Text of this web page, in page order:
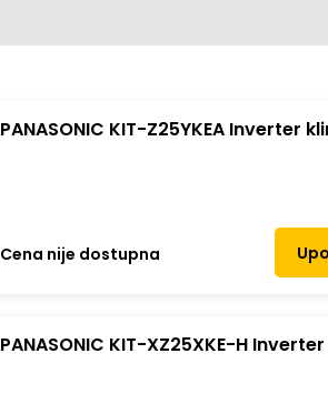
PANASONIC KIT-Z25YKEA Inverter
Cena nije dostupna
PANASONIC KIT-XZ25XKE-H